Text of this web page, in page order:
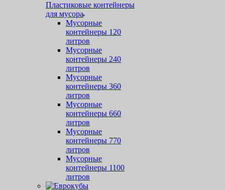
Пластиковые контейнеры
для мусора
Мусорные
контейнеры 120
литров
Мусорные
контейнеры 240
литров
Мусорные
контейнеры 360
литров
Мусорные
контейнеры 660
литров
Мусорные
контейнеры 770
литров
Мусорные
контейнеры 1100
литров